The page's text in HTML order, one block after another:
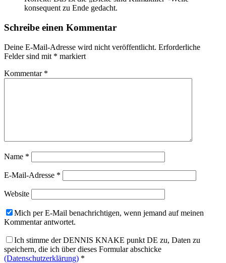
konsequent zu Ende gedacht.
Schreibe einen Kommentar
Deine E-Mail-Adresse wird nicht veröffentlicht. Erforderliche
Felder sind mit * markiert
Kommentar *
Name *
E-Mail-Adresse *
Website
Mich per E-Mail benachrichtigen, wenn jemand auf meinen
Kommentar antwortet.
Ich stimme der DENNIS KNAKE punkt DE zu, Daten zu
speichern, die ich über dieses Formular abschicke
(Datenschutzerklärung) *